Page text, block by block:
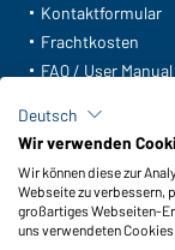
Kontaktformular
Frachtkosten
FAQ / User Manual
Meldeportal nach
Funktionen &
Pflegehinweise
Deutsch
Wir verwenden
Wir können diese zur
Webseite zu verbessern,
großartiges Webseiten-
uns verwendeten